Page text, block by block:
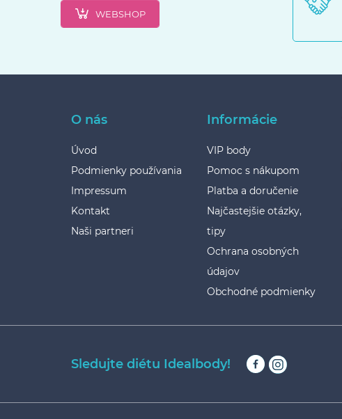
WEBSHOP
O nás
Úvod
Podmienky používania
Impressum
Kontakt
Naši partneri
Informácie
VIP body
Pomoc s nákupom
Platba a doručenie
Najčastejšie otázky,
tipy
Ochrana osobných
údajov
Obchodné podmienky
Sledujte diétu Idealbody!